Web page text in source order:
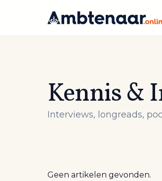
Kennis &
Interviews, longreads,
Geen artikelen gevonden.